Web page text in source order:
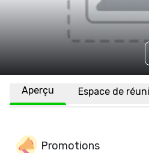
Aperçu Espace de
Promotions